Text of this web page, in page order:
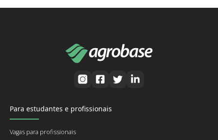
Para estudantes e profissionais
Vagas para profissionais